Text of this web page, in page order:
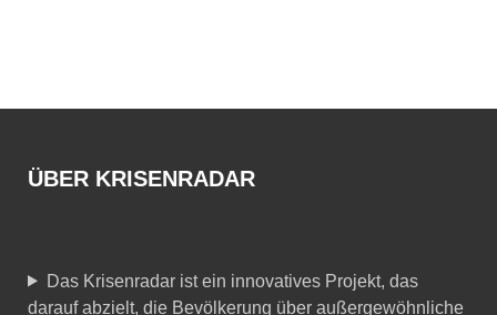
ÜBER KRISENRADAR
Das Krisenradar ist ein innovatives Projekt, das
darauf abzielt, die Bevölkerung über außergewöhnliche